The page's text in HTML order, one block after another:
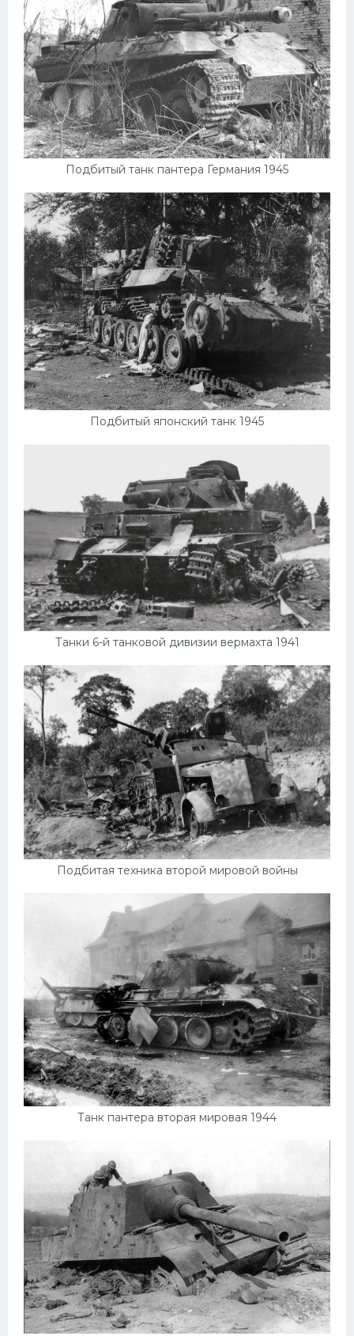
Подбитый танк пантера Германия 1945
Подбитый японский танк 1945
Танки 6-й танковой дивизии вермахта 1941
Подбитая техника второй мировой войны
Танк пантера вторая мировая 1944